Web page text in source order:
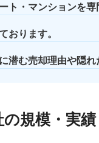
・マンションを専
おります。
む売却理由や隠
の規模・実績